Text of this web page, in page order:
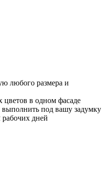
любого размера и
цветов в одном фасаде
под вашу задумку
рабочих дней